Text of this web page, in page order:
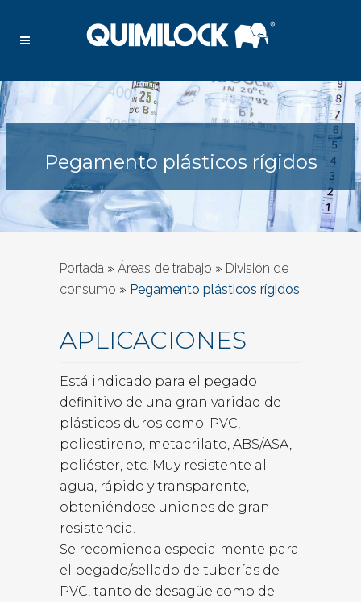
Pegamento plásticos rígidos
Portada » Áreas de trabajo » División de
consumo » Pegamento plásticos rígidos
APLICACIONES
Está indicado para el pegado
definitivo de una gran varidad de
plásticos duros como: PVC,
poliestireno, metacrilato, ABS/ASA,
poliéster, etc. Muy resistente al
agua, rápido y transparente,
obteniéndose uniones de gran
resistencia.
Se recomienda especialmente para
el pegado/sellado de tuberías de
PVC, tanto de desagüe como de